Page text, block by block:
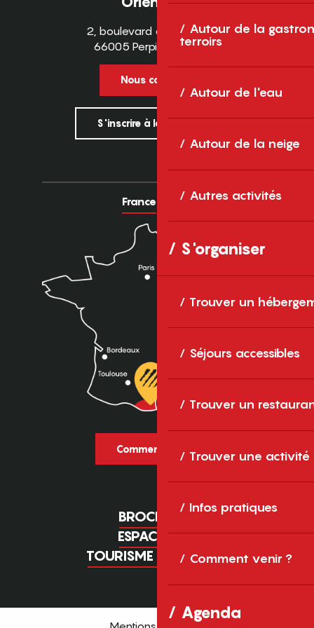
Autour de la
terroirs
Autour de l'eau
Autour de la neige
Autres activités
S'organiser
Trouver un
Séjours accessibles
Trouver un
Trouver une activité
Infos pratiques
Comment venir ?
Agenda
2, boulevard des Pyrénées
66005 Perpignan Cedex
Nous contacter
S'inscrire à la newsletter
France Europe
Comment venir ?
BROCHURES
ESPACE PRO
TOURISME D'AFFAIRES